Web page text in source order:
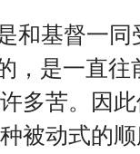
和基督一
是一直往
多苦。因此
被动式的顺